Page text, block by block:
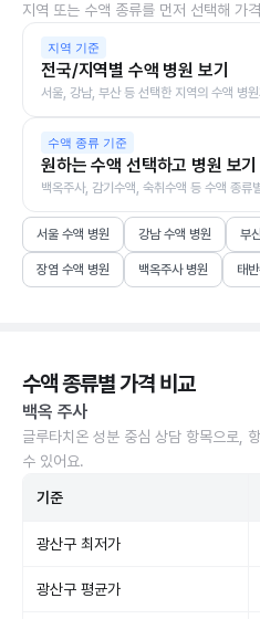
지역 또는 수액 종류를 먼저 선택해 가
지역 기준
전국/지역별 수액 병원 보기
서울, 강남, 부산 등 선택한 지역의 수액 병
수액 종류 기준
원하는 수액 선택하고 병원 보기
백옥주사, 감기수액, 숙취수액 등 수액 종류
서울 수액 병원 강남 수액 병원 부
장염 수액 병원 백옥주사 병원 태
수액 종류별 가격 비교
백옥 주사
글루타치온 성분 중심 상담 항목으로,
수 있어요.
기준
광산구 최저가
광산구 평균가